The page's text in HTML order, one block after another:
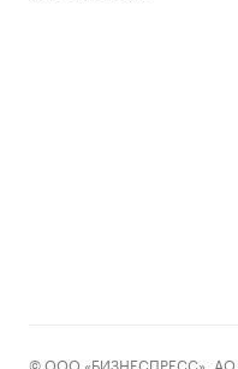
© ООО «БИЗНЕСПРЕСС», АО